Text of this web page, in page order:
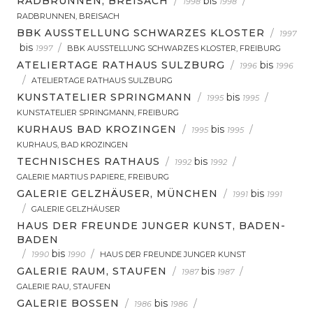
RADBRUNNEN, BREISACH
BBK AUSSTELLUNG SCHWARZES KLOSTER / 1997
bis 1997 / BBK AUSSTELLUNG SCHWARZES KLOSTER, FREIBURG
ATELIERTAGE RATHAUS SULZBURG / 1996 bis 1996
/ ATELIERTAGE RATHAUS SULZBURG
KUNSTATELIER SPRINGMANN / 1995 bis 1995 /
KUNSTATELIER SPRINGMANN, FREIBURG
KURHAUS BAD KROZINGEN / 1995 bis 1995 /
KURHAUS, BAD KROZINGEN
TECHNISCHES RATHAUS / 1992 bis 1992 /
GALERIE MARTIUS PAPIERE, FREIBURG
GALERIE GELZHÄUSER, MÜNCHEN / 1991 bis 1991
/ GALERIE GELZHÄUSER
HAUS DER FREUNDE JUNGER KUNST, BADEN-
BADEN
/
1990 bis 1990 / HAUS DER FREUNDE JUNGER KUNST
GALERIE RAUM, STAUFEN / 1987 bis 1987 /
GALERIE RAU, STAUFEN
GALERIE BOSSEN / 1986 bis 1986 /